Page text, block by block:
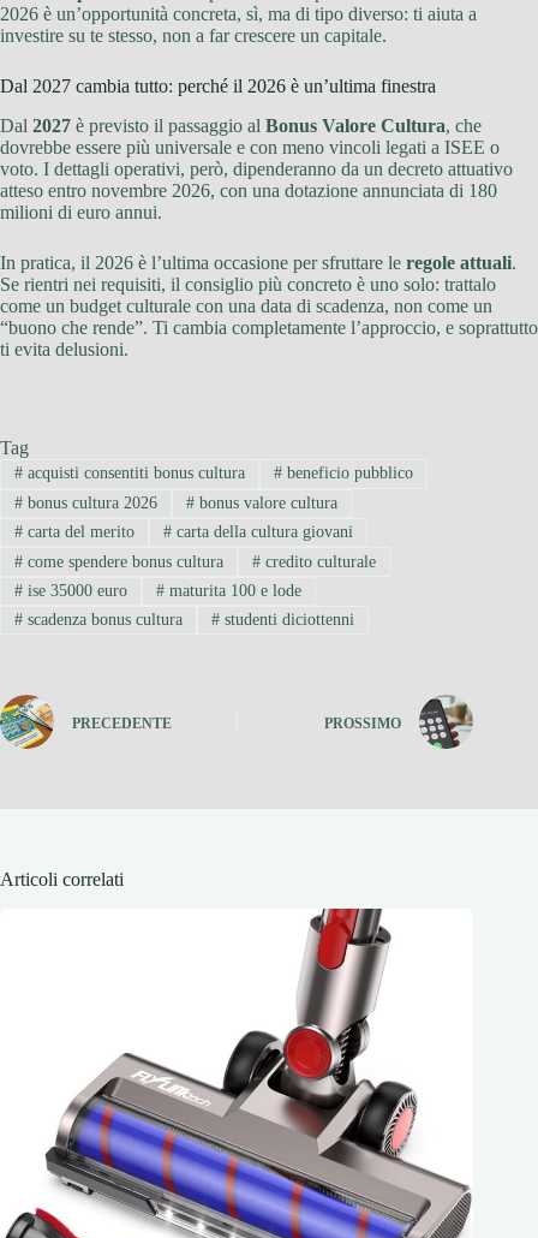
2026 è un’opportunità concreta, sì, ma di tipo diverso: ti aiuta a
investire su te stesso, non a far crescere un capitale.
Dal 2027 cambia tutto: perché il 2026 è un’ultima finestra
Dal 2027 è previsto il passaggio al Bonus Valore Cultura, che
dovrebbe essere più universale e con meno vincoli legati a ISEE o
voto. I dettagli operativi, però, dipenderanno da un decreto attuativo
atteso entro novembre 2026, con una dotazione annunciata di 180
milioni di euro annui.
In pratica, il 2026 è l’ultima occasione per sfruttare le regole attuali.
Se rientri nei requisiti, il consiglio più concreto è uno solo: trattalo
come un budget culturale con una data di scadenza, non come un
“buono che rende”. Ti cambia completamente l’approccio, e soprattutto
ti evita delusioni.
Tag
#acquisti consentiti bonus cultura #beneficio pubblico
#bonus cultura 2026 #bonus valore cultura
#carta del merito #carta della cultura giovani
#come spendere bonus cultura #credito culturale
#ise 35000 euro #maturita 100 e lode
#scadenza bonus cultura #studenti diciottenni
PRECEDENTE PROSSIMO
Articoli correlati